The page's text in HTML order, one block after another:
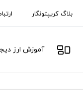
بلاگ کریپتونگار
آموزش ارز